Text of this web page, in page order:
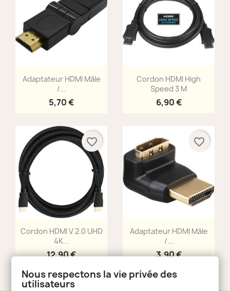
Aperçu rapide
Adaptateur HDMI Mâle
/...
5,70 €
Aperçu rapide
Cordon HDMI High
Speed 3 M
6,90 €
Aperçu rapide
Cordon HDMI V.2.0 UHD
4K...
12,90 €
favorite_border
Aperçu rapide
Adaptateur HDMI Mâle
/...
3,90 €
favorite_border
Nous respectons la vie privée des
utilisateurs